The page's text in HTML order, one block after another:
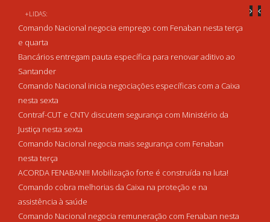
+LIDAS:
Comando Nacional negocia emprego com Fenaban nesta terça
e quarta
Bancários entregam pauta específica para renovar aditivo ao
Santander
Comando Nacional inicia negociações específicas com a Caixa
nesta sexta
Contraf-CUT e CNTV discutem segurança com Ministério da
Justiça nesta sexta
Comando Nacional negocia mais segurança com Fenaban
nesta terça
ACORDA FENABAN!!! Mobilização forte é construída na luta!
Comando cobra melhorias da Caixa na proteção e na
assistência à saúde
Comando Nacional negocia remuneração com Fenaban nesta